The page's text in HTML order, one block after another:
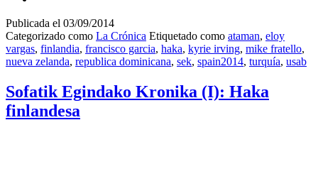
Publicada el 03/09/2014
Categorizado como La Crónica Etiquetado como ataman, eloy
vargas, finlandia, francisco garcia, haka, kyrie irving, mike fratello,
nueva zelanda, republica dominicana, sek, spain2014, turquía, usab
Sofatik Egindako Kronika (I): Haka
finlandesa